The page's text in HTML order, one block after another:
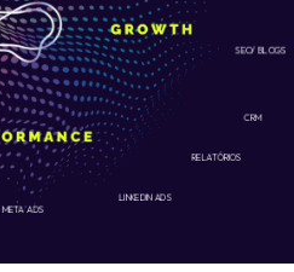
LINKEDIN ADS
META ADS
CRM
RELATÓRIOS
SEO/ BLOGS